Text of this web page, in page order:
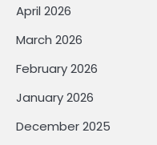
April 2026
March 2026
February 2026
January 2026
December 2025